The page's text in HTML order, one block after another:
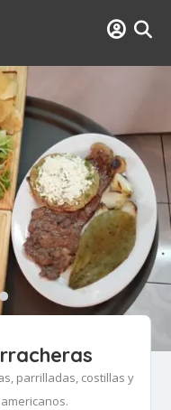
parrilladas, costillas y